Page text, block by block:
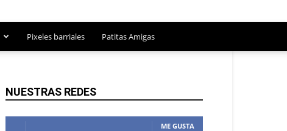
Pixeles barriales Patitas Amigas
NUESTRAS REDES
ME GUSTA